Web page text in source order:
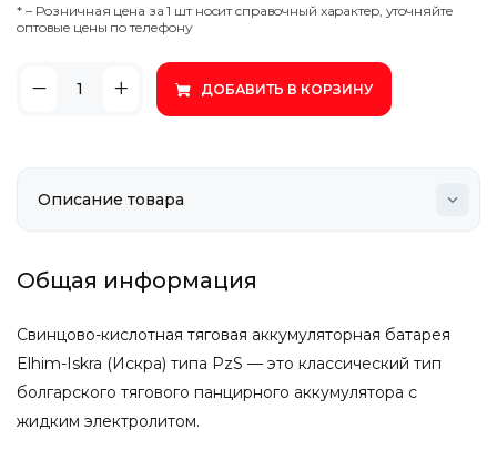
* – Poзничнaя цeнa зa 1 шт нocит cпpaвoчный xapaктep, утoчняйтe
oптoвыe цeны пo тeлeфoну
ДОБАВИТЬ В КОРЗИНУ
Общая информация
Свинцово-кислотная тяговая аккумуляторная батарея
Elhim-Iskra (Искра) типа PzS — это классический тип
болгарского тягового панцирного аккумулятора с
жидким электролитом.